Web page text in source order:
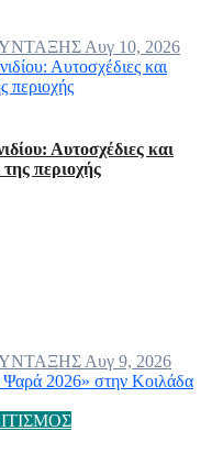
Αυγ 10, 2026
Αυτοσχέδιες και
περιοχής
Αυγ 9, 2026